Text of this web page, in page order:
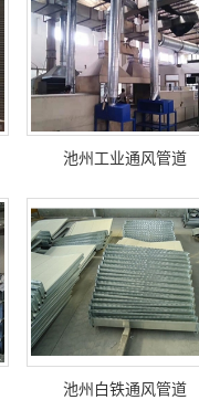
池州工业通风管道
池州白铁通风管道